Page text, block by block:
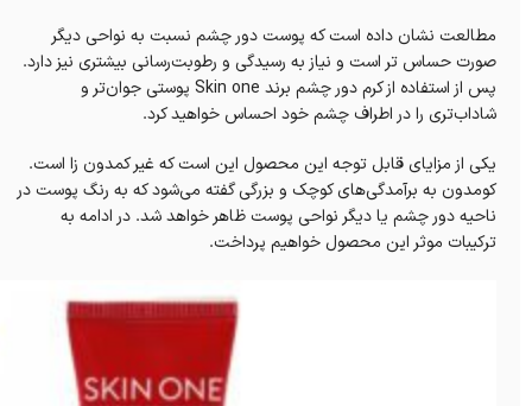
مطالعت نشان داده است که پوست دور چشم نسبت به نواحی دیگر
صورت حساس تر است و نیاز به رسیدگی و رطوبت‌رسانی بیشتری نیز دارد.
پس از استفاده از کرم دور چشم برند Skin one پوستی جوان‌تر و
شاداب‌تری را در اطراف چشم خود احساس خواهید کرد.
یکی از مزایای قابل توجه این محصول این است که غیر کمدون زا است.
کومدون به برآمدگی‌های کوچک و بزرگی گفته می‌شود که به رنگ پوست در
ناحیه دور چشم یا دیگر نواحی پوست ظاهر خواهد شد. در ادامه به
ترکیبات موثر این محصول خواهیم پرداخت.